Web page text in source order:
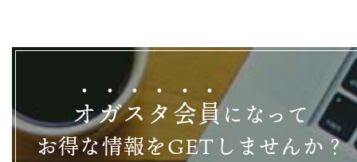
オガス タ会員になって
お得な情報をGETしませんか？